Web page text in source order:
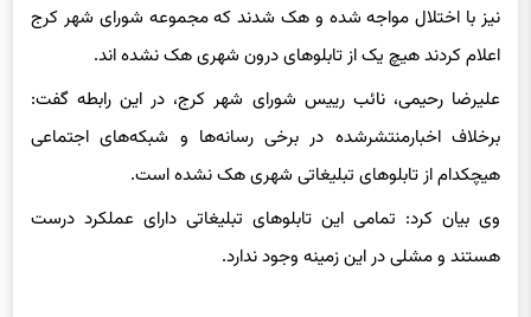
نیز با اختلال مواجه شده و هک شدند که مجموعه شورای شهر کرج
اعلام کردند هیچ یک از تابلوهای درون شهری هک نشده اند.
علیرضا رحیمی، نائب رییس شورای شهر کرج، در این رابطه گفت:
برخلاف اخبارمنتشرشده در برخی رسانه‌ها و شبکه‌های اجتماعی
هیچکدام از تابلوهای تبلیغاتی شهری هک نشده است.
وی بیان کرد: تمامی این تابلوهای تبلیغاتی دارای عملکرد درست
هستند و مشلی در این زمینه وجود ندارد.